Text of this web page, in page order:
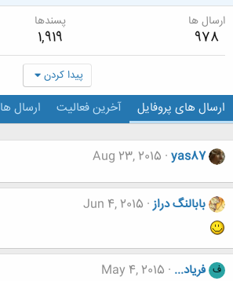
ارسال ها
978
پسندها
1,919
پیدا کردن
ارسال های پروفایل آخرین فعالیت ارسال ها
yas87
Aug 23, 2015
بابالنگ دراز Jun 4, 2015
ف فریاد... May 4, 2015